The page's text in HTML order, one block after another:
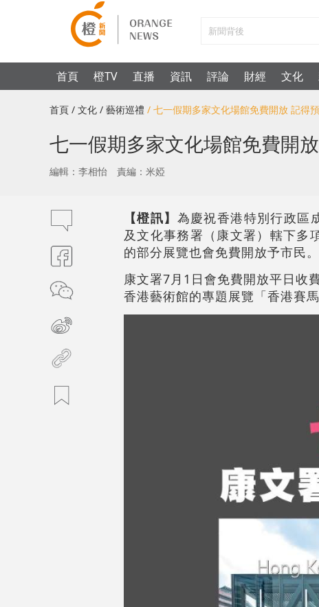
首頁 橙TV 直播 資訊 評論 財經 文化
首頁 / 文化 / 藝術巡禮 / 七一假期多家文化場館免費開放 記得
七一假期多家文化場館免費開
編輯：李相怡 責編：米婭
【橙訊】 為慶祝香港特別行政區
及文化事務署（康文署）轄下多
的部分展覽也會免費開放予市民。
康文署7月1日會免費開放平日收
香港藝術館的專題展覽「香港賽